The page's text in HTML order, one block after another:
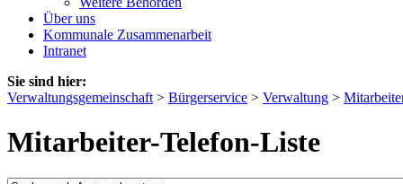
Über uns
Kommunale Zusammenarbeit
Intranet
Sie sind hier:
Verwaltungsgemeinschaft > Bürgerservice > Verwaltung >
Mitarbeiter-Telefon-Liste